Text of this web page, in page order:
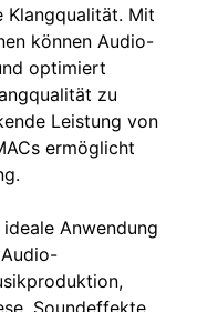
Klangqualität. Mit
können Audio-
optimiert
zu
Leistung von
ermöglicht
Anwendung
Soundeffekte